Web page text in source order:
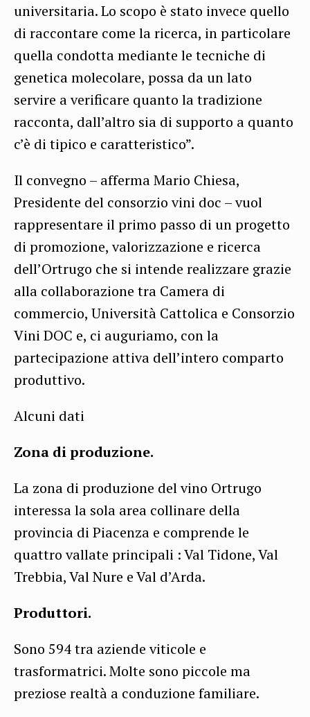
universitaria. Lo scopo è stato invece quello
di raccontare come la ricerca, in particolare
quella condotta mediante le tecniche di
genetica molecolare, possa da un lato
servire a verificare quanto la tradizione
racconta, dall’altro sia di supporto a quanto
c’è di tipico e caratteristico”.
Il convegno – afferma Mario Chiesa,
Presidente del consorzio vini doc – vuol
rappresentare il primo passo di un progetto
di promozione, valorizzazione e ricerca
dell’Ortrugo che si intende realizzare grazie
alla collaborazione tra Camera di
commercio, Università Cattolica e Consorzio
Vini DOC e, ci auguriamo, con la
partecipazione attiva dell’intero comparto
produttivo.
Alcuni dati
Zona di produzione.
La zona di produzione del vino Ortrugo
interessa la sola area collinare della
provincia di Piacenza e comprende le
quattro vallate principali : Val Tidone, Val
Trebbia, Val Nure e Val d’Arda.
Produttori.
Sono 594 tra aziende viticole e
trasformatrici. Molte sono piccole ma
preziose realtà a conduzione familiare.